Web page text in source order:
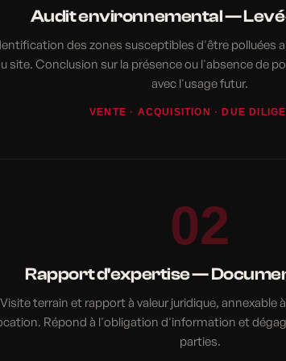
Audit environnemental —
des zones susceptibles d'être polluées
site. Conclusion sur la présence ou l'absence de
avec l'usage futur.
VENTE · ACQUISITION · DUE
02
Rapport d'expertise —
Visite terrain et rapport à valeur juridique, annexable
Répond à l'obligation d'information et
parties.